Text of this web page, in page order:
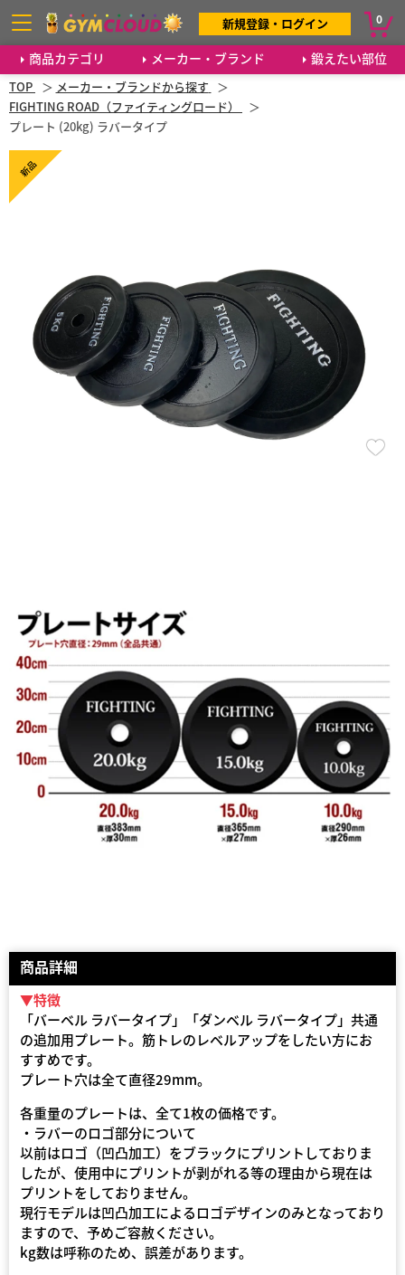
商品カテゴリ メーカー・ブランド 鍛えたい部位
新規登録・ログイン 0
TOP
メーカー・ブランドから探す
FIGHTING ROAD（ファイティングロード）
プレート (20kg) ラバータイプ
新品
商品詳細
▼特徴
「バーベル ラバータイプ」「ダンベル ラバータイプ」共通
の追加用プレート。筋トレのレベルアップをしたい方にお
すすめです。
プレート穴は全て直径29mm。
各重量のプレートは、全て1枚の価格です。
・ラバーのロゴ部分について
以前はロゴ（凹凸加工）をブラックにプリントしておりま
したが、使用中にプリントが剥がれる等の理由から現在は
プリントをしておりません。
現行モデルは凹凸加工によるロゴデザインのみとなっており
ますので、予めご容赦ください。
kg数は呼称のため、誤差があります。